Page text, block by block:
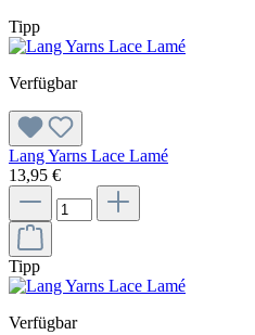
Tipp
Verfügbar
Lang Yarns Lace Lamé
13,95 €
Tipp
Verfügbar